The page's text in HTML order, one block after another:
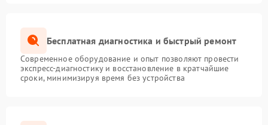
Бесплатная диагностика и быстрый ремонт
Современное оборудование и опыт позволяют провести
экспресс-диагностику и восстановление в кратчайшие
сроки, минимизируя время без устройства